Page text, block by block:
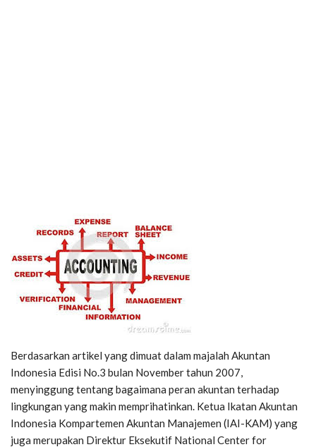
Berdasarkan artikel yang dimuat dalam majalah Akuntan
Indonesia Edisi No.3 bulan November tahun 2007,
menyinggung tentang bagaimana peran akuntan terhadap
lingkungan yang makin memprihatinkan. Ketua Ikatan Akuntan
Indonesia Kompartemen Akuntan Manajemen (IAI-KAM) yang
juga merupakan Direktur Eksekutif National Center for